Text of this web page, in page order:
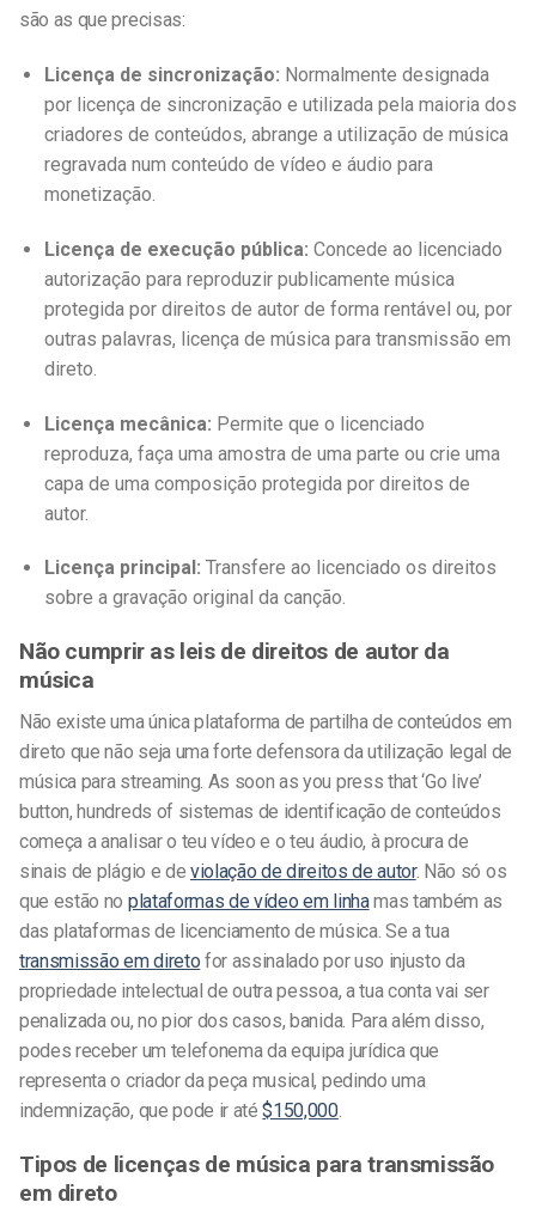
são as que precisas:
Licença de sincronização: Normalmente designada
por licença de sincronização e utilizada pela maioria dos
criadores de conteúdos, abrange a utilização de música
regravada num conteúdo de vídeo e áudio para
monetização.
Licença de execução pública: Concede ao licenciado
autorização para reproduzir publicamente música
protegida por direitos de autor de forma rentável ou, por
outras palavras, licença de música para transmissão em
direto.
Licença mecânica: Permite que o licenciado
reproduza, faça uma amostra de uma parte ou crie uma
capa de uma composição protegida por direitos de
autor.
Licença principal: Transfere ao licenciado os direitos
sobre a gravação original da canção.
Não cumprir as leis de direitos de autor da
música
Não existe uma única plataforma de partilha de conteúdos em
direto que não seja uma forte defensora dautilização legal de
música para streaming . As soon as you press that ‘Go live’
button, hundreds of sistemas de identificação de conteúdos
começa a analisar o teu vídeo e o teu áudio, à procura de
sinais de plágio e de violação de direitos de autor. Não só os
que estão no plataformas de vídeo em linhamas também as
das plataformas de licenciamento de música. Se a tua
transmissão em direto for assinalado por uso injusto da
propriedade intelectual de outra pessoa, a tua conta vai ser
penalizada ou, no pior dos casos, banida. Para além disso,
podes receber um telefonema da equipa jurídica que
representa o criador da peça musical, pedindo uma
indemnização, que pode ir até$150,000.
Tipos de licenças de música para transmissão
em direto